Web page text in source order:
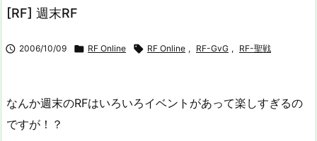
[RF] 週末RF
 2006/10/09  RF Online  RF Online , RF-GvG , RF-聖戦
なんか週末のRFはいろいろイベントがあって楽しすぎるの
ですが！？